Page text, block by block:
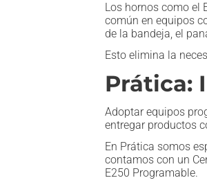
Los hornos como el
común en equipos
de la bandeja, el
Esto elimina la
Prática:
Adoptar equipos
entregar productos
En Prática somos
contamos con un
E250 Programable.